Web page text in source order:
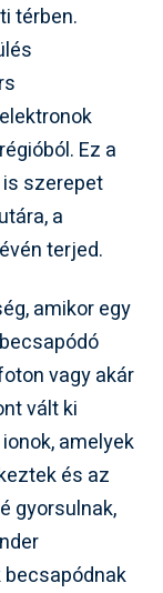
térben.
Ez a
szerepet
a
terjed.
amikor egy
vagy akár
vált ki
amelyek
és az
gyorsulnak,